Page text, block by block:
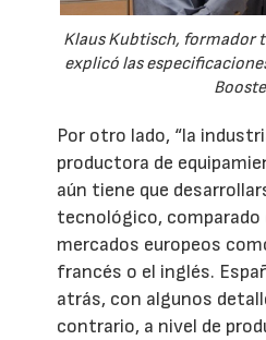
Klaus Kubtisch, formador
explicó las
Por otro lado, “la
productora de
aún tiene que
tecnológico,
mercados europeos
francés o el inglés.
atrás, con algunos
contrario, a nivel de